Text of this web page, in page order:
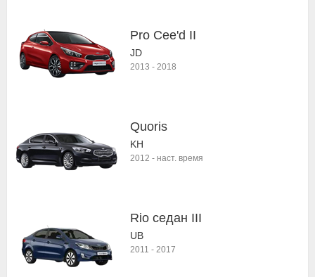
Pro Cee'd II
JD
2013 - 2018
Quoris
KH
2012 - наст. время
Rio седан III
UB
2011 - 2017